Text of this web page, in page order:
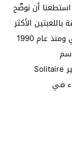
أن نوضّح
الأكثر
شهرةً وشعبيةً بين الأفراد في الوقت الحالي ومنذ عام 1990
Minesweeper وكذلك الحال مع لعبة سوليتير Solitaire
في